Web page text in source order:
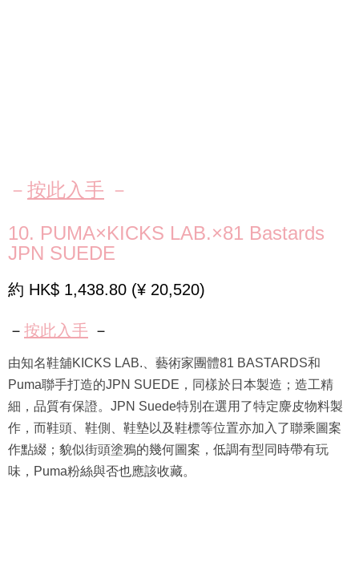
－ 按此入手 －
10. PUMA×KICKS LAB.×81 Bastards
JPN SUEDE
約 HK$ 1,438.80 (¥ 20,520)
－ 按此入手 －
由知名鞋舖KICKS LAB.、藝術家團體81 BASTARDS和
Puma聯手打造的JPN SUEDE，同樣於日本製造；造工精
細，品質有保證。JPN Suede特別在選用了特定麖皮物料製
作，而鞋頭、鞋側、鞋墊以及鞋標等位置亦加入了聯乘圖案
作點綴；貌似街頭塗鴉的幾何圖案，低調有型同時帶有玩
味，Puma粉絲與否也應該收藏。